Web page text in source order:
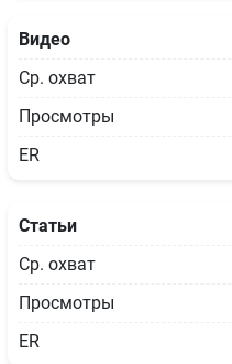
Видео
Ср. охват
Просмотры
ER
Статьи
Ср. охват
Просмотры
ER